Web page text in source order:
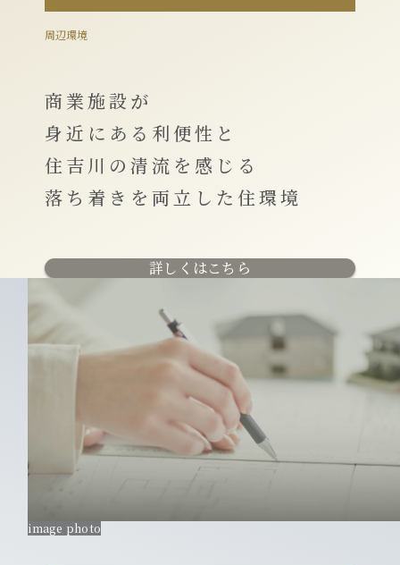
周辺環境
商業施設が
身近にある利便性と
住吉川の清流を感じる
落ち着きを両立した住環境
詳しくはこちら
image photo